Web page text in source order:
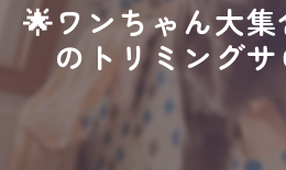
🌟ワンちゃん大
のトリミングサ